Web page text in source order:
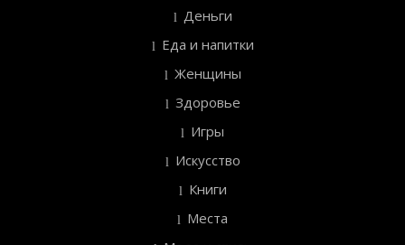
Деньги
Еда и напитки
Женщины
Здоровье
Игры
Искусство
Книги
Места